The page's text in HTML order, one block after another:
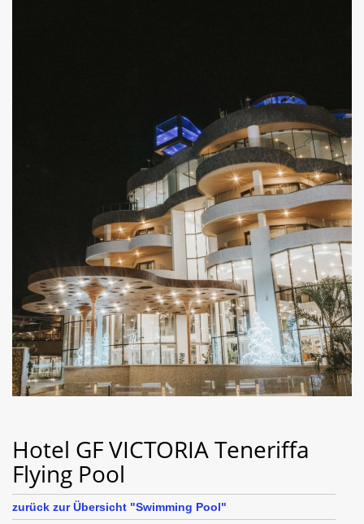
Hotel GF VICTORIA Teneriffa
Flying Pool
zurück zur Übersicht "Swimming Pool"